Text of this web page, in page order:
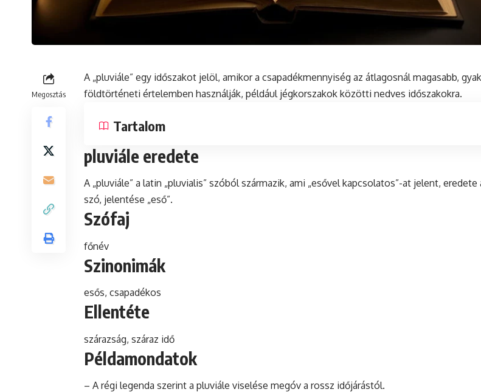
Megosztás
A „pluviále” egy időszakot jelöl, amikor a csapadékmennyiség az átlagosnál magasabb,
földtörténeti értelemben használják, például jégkorszakok közötti nedves időszakokra.
Tartalom
pluviále eredete
A „pluviále” a latin „pluvialis” szóból származik, ami „esővel kapcsolatos”-at jelent, eredete
szó, jelentése „eső”.
Szófaj
főnév
Szinonimák
esős, csapadékos
Ellentéte
szárazság, száraz idő
Példamondatok
– A régi legenda szerint a pluviále viselése megóv a rossz időjárástól.